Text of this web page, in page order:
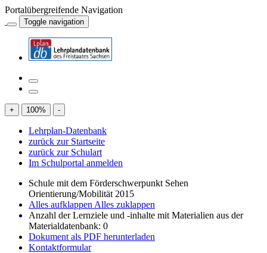
Portalübergreifende Navigation
Toggle navigation
+ 100% -
Lehrplan-Datenbank
zurück zur Startseite
zurück zur Schulart
Im Schulportal anmelden
Schule mit dem Förderschwerpunkt Sehen
Orientierung/Mobilität 2015
Alles aufklappen Alles zuklappen
Anzahl der Lernziele und -inhalte mit Materialien aus der
Materialdatenbank: 0
Dokument als PDF herunterladen
Kontaktformular